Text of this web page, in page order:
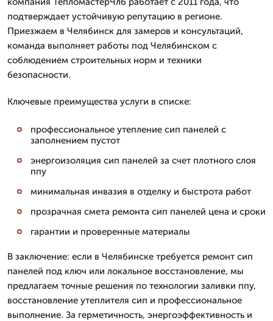
подтверждает устойчивую репутацию в регионе.
Приезжаем в Челябинск для замеров и консультаций,
команда выполняет работы под Челябинском с
соблюдением строительных норм и техники
безопасности.
Ключевые преимущества услуги в списке:
профессиональное утепление сип панелей с
заполнением пустот
энергоизоляция сип панелей за счет плотного слоя
ппу
минимальная инвазия в отделку и быстрота работ
прозрачная смета ремонта сип панелей цена и сроки
гарантии и проверенные материалы
В заключение: если в Челябинске требуется ремонт сип
панелей под ключ или локальное восстановление, мы
предлагаем точные решения по технологии заливки ппу,
восстановление утеплителя сип и профессиональное
выполнение. За герметичность, энергоэффективность и